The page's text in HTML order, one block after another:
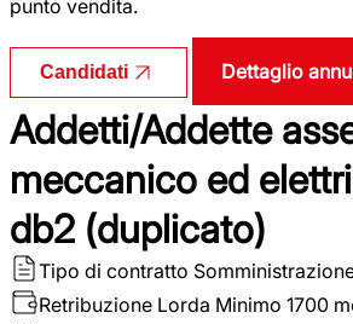
punto vendita.
Candidati Dettaglio
Addetti/Addette
meccanico ed
db2 (duplicato)
Tipo di contratto
Retribuzione Lorda Minimo 1700